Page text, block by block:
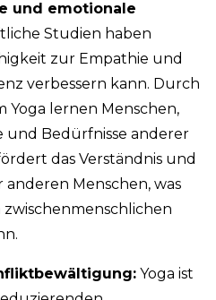
und emotionale
Studien haben
zur Empathie und
verbessern kann. Durch
Yoga lernen Menschen,
und Bedürfnisse anderer
das Verständnis und
Menschen, was
Yoga ist